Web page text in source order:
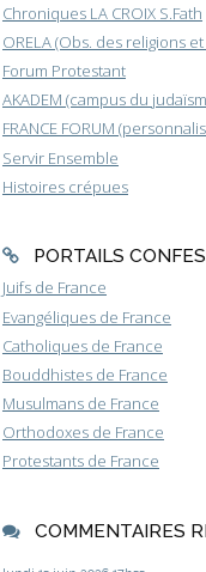
Chroniques LA CROIX S.Fath
ORELA (Obs. des religions
Forum Protestant
AKADEM (campus du
FRANCE FORUM
Servir Ensemble
Histoires crépues
PORTAILS
Juifs de France
Evangéliques de France
Catholiques de France
Bouddhistes de France
Musulmans de France
Orthodoxes de France
Protestants de France
COMMENTAIRES